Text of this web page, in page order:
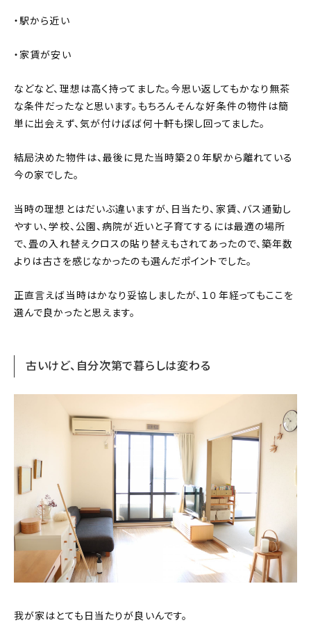
・駅から近い
・家賃が安い
などなど、理想は高く持ってました。今思い返してもかなり無茶
な条件だったなと思います。もちろんそんな好条件の物件は簡
単に出会えず、気が付けばば何十軒も探し回ってました。
結局決めた物件は、最後に見た当時築２０年駅から離れている
今の家でした。
当時の理想とはだいぶ違いますが、日当たり、家賃、バス通勤し
やすい、学校、公園、病院が近いと子育てするには最適の場所
で、畳の入れ替えクロスの貼り替えもされてあったので、築年数
よりは古さを感じなかったのも選んだポイントでした。
正直言えば当時はかなり妥協しましたが、１０年経ってもここを
選んで良かったと思えます。
古いけど、自分次第で暮らしは変わる
我が家はとても日当たりが良いんです。